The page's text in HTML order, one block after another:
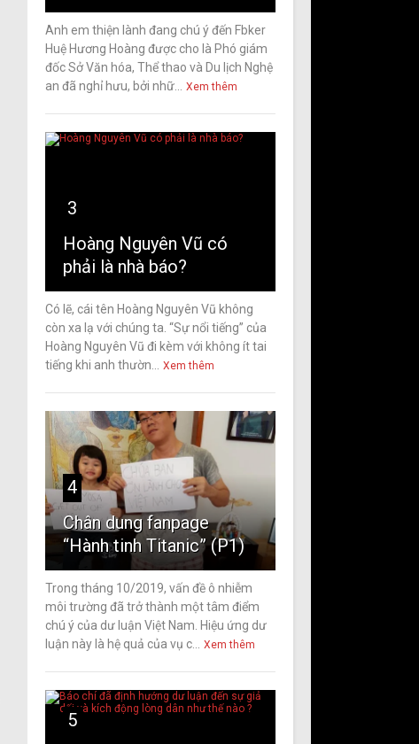
Anh em thiện lành đang chú ý đến Fbker
Huệ Hương Hoàng được cho là Phó giám
đốc Sở Văn hóa, Thể thao và Du lịch Nghệ
an đã nghỉ hưu, bởi nhữ...
Xem thêm
3
Hoàng Nguyên Vũ có
phải là nhà báo?
Có lẽ, cái tên Hoàng Nguyên Vũ không
còn xa lạ với chúng ta. “Sự nổi tiếng” của
Hoàng Nguyên Vũ đi kèm với không ít tai
tiếng khi anh thườn...
Xem thêm
4
Chân dung fanpage
“Hành tinh Titanic” (P1)
Trong tháng 10/2019, vấn đề ô nhiễm
môi trường đã trở thành một tâm điểm
chú ý của dư luận Việt Nam. Hiệu ứng dư
luận này là hệ quả của vụ c...
Xem thêm
5